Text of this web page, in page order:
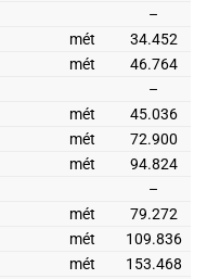
–
mét
34.452
mét
46.764
–
mét
45.036
mét
72.900
mét
94.824
–
mét
79.272
mét
109.836
mét
153.468